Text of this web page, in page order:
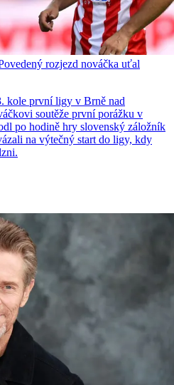
rozjezd nováčka uťal
kole první ligy v Brně nad
soutěže první porážku v
po hodině hry slovenský záložník
na výtečný start do ligy, kdy